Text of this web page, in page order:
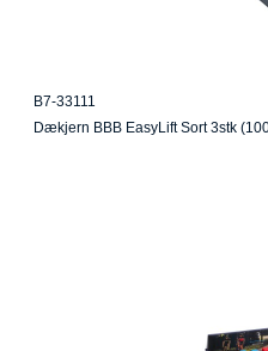
B7-33111
Dækjern BBB EasyLift Sort 3stk